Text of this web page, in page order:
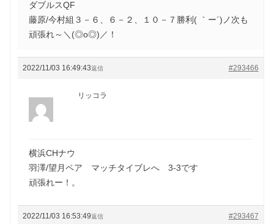
ダブルスQF
藤原/今村組３－６、６－２、１０－７勝利( ｀ー´)ノ次も
頑張れ～＼(◎o◎)／！
2022/11/03 16:49:43 #293466
返信
リッコラ
横浜CHナウ
羽澤/望月ペア マッチタイブレへ 3-3です
頑張れー！。
2022/11/03 16:53:49 #293467
返信